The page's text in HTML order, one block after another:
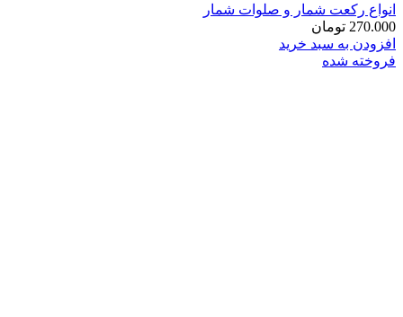
انواع رکعت شمار و صلوات شمار
270.000 تومان
افزودن به سبد خرید
فروخته شده